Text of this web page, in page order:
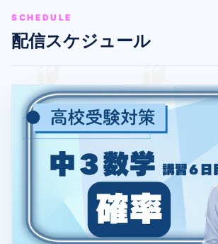
SCHEDULE
配信スケジュール